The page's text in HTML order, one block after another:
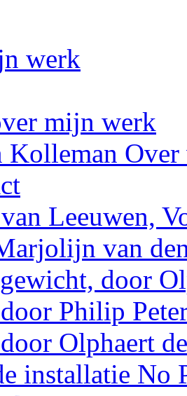
werk
mijn werk
Kolleman
Leeuwen,
van
door
Philip
Olphaert
installatie No